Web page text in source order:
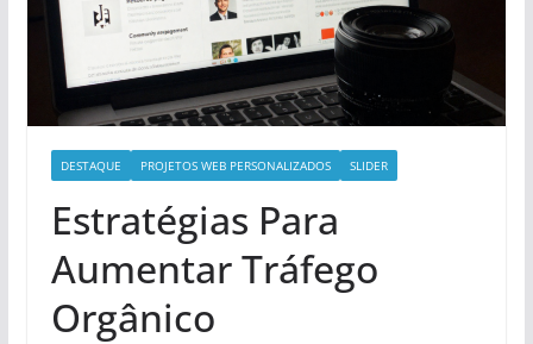
DESTAQUE PROJETOS WEB PERSONALIZADOS SLIDER
Estratégias Para
Aumentar Tráfego
Orgânico